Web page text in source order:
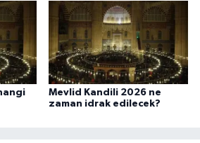
Mevlid Kandili 2026 ne
zaman idrak edilecek?